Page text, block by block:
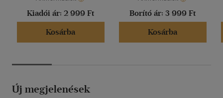
Kiadói ár: 2 999 Ft
Kosárba
Borító ár: 3 999 Ft
Kosárba
Új megjelenések